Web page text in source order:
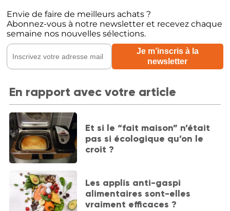
Envie de faire de meilleurs achats ?
Abonnez-vous à notre newsletter et recevez chaque
semaine nos nouvelles sélections.
En rapport avec votre article
Et si le “fait maison” n’était
pas si écologique qu’on le
croit ?
Les applis anti-gaspi
alimentaires sont-elles
vraiment efficaces ?